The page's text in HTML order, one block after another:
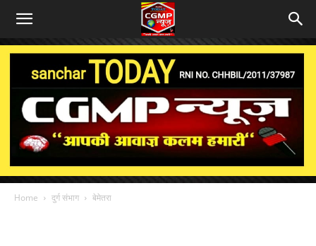
Home दुर्ग संभाग बेमेतरा